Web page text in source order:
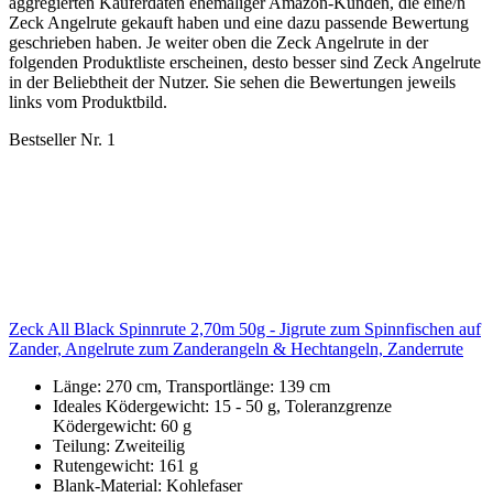
Zeck Angelrute gekauft haben und eine dazu passende Bewertung
geschrieben haben. Je weiter oben die Zeck Angelrute in der
folgenden Produktliste erscheinen, desto besser sind Zeck Angelrute
in der Beliebtheit der Nutzer. Sie sehen die Bewertungen jeweils
links vom Produktbild.
Bestseller Nr. 1
Zeck All Black Spinnrute 2,70m 50g - Jigrute zum Spinnfischen auf
Zander, Angelrute zum Zanderangeln & Hechtangeln, Zanderrute
Länge: 270 cm, Transportlänge: 139 cm
Ideales Ködergewicht: 15 - 50 g, Toleranzgrenze
Ködergewicht: 60 g
Teilung: Zweiteilig
Rutengewicht: 161 g
Blank-Material: Kohlefaser